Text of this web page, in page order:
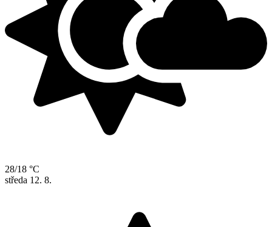
28/18 °C
středa 12. 8.